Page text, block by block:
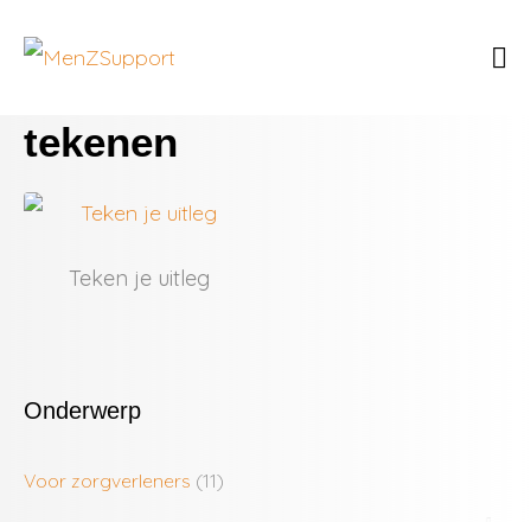
tekenen
Teken je uitleg
Onderwerp
Voor zorgverleners (11)